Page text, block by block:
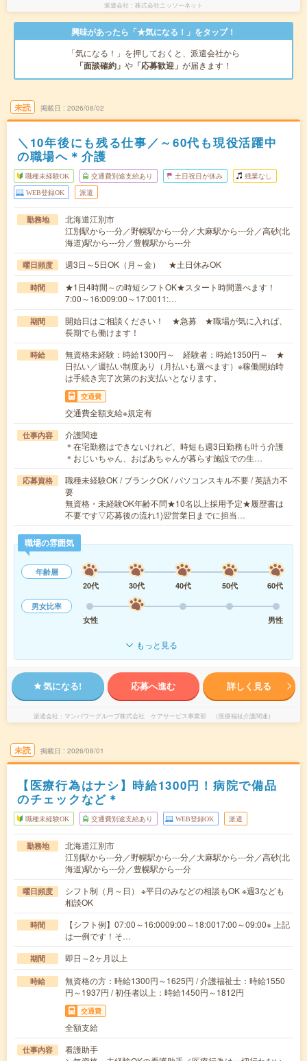
派遣会社 株式会社ニッソーネット
興味があったら「★気になる！」をタップ！
「気になる！」を押しておくと、派遣会社から
「面談確約」 や 「応募歓迎」 が届きます！
未読 掲載日 2026/08/02
＼10年後にも残る仕事／～60代も現役活躍中
の職場へ＊介護
職種未経験OK 交通費別途支給あり 土日祝日が休み 残業なし
WEB登録OK 派遣
勤務地
北海道江別市
江別駅から---分／野幌駅から---分／大麻駅から---分／高砂(北
海道)駅から---分／豊幌駅から---分
曜日頻度 週3日～5日OK（月～金） ★土日休みOK
時間
★1日4時間～の時短シフトOK★スタート時間選べます！
7:00～16:009:00～17:0011:…
期間
開始日はご相談ください！ ★急募 ★職場が気に入れば、
長期でも働けます！
時給
無資格未経験：時給1300円～ 経験者：時給1350円～ ★
日払い／週払い制度あり（月払いも選べます）※稼働開始時
は手続き完了次第のお支払いとなります。
交通費
交通費全額支給※規定有
仕事内容
介護関連
＊在宅勤務はできないけれど、時短も週3日勤務も叶う介護
＊おじいちゃん、おばあちゃんが暮らす施設での生…
応募資格
職種未経験OK / ブランクOK / パソコンスキル不要 / 英語力不
要
無資格・未経験OK年齢不問★10名以上採用予定★履歴書は
不要です▽応募後の流れ1)翌営業日までに担当…
職場の雰囲気
年齢層
20代
30代 40代 50代
60代
男女比率
女性
男性
もっと見る
気になる! 応募へ進む 詳しく見る
派遣会社 マンパワーグループ株式会社 ケアサービス事業部 （医療福祉介護関連）
未読 掲載日 2026/08/01
【医療行為はナシ】時給1300円！病院で備品
のチェックなど＊
職種未経験OK 交通費別途支給あり WEB登録OK 派遣
勤務地
北海道江別市
江別駅から---分／野幌駅から---分／大麻駅から---分／高砂(北
海道)駅から---分／豊幌駅から---分
曜日頻度
シフト制（月～日） ※平日のみなどの相談もOK ※週3なども
相談OK
時間
【シフト例】07:00～16:0009:00～18:0017:00～09:00※ 上記
は一例です！そ…
期間 即日～2ヶ月以上
時給
無資格の方：時給1300円～1625円 / 介護福祉士：時給1550
円～1937円 / 初任者以上：時給1450円～1812円
交通費
全額支給
仕事内容
看護助手